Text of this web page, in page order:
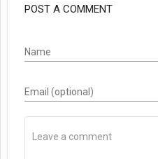
POST A COMMENT
Name
Email (optional)